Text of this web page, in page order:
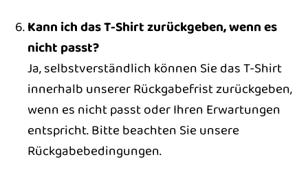
Kann ich das T-Shirt zurückgeben, wenn es
nicht passt?
Ja, selbstverständlich können Sie das T-Shirt
innerhalb unserer Rückgabefrist zurückgeben,
wenn es nicht passt oder Ihren Erwartungen
entspricht. Bitte beachten Sie unsere
Rückgabebedingungen.